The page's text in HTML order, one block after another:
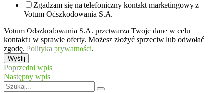
Zgadzam się na telefoniczny kontakt marketingowy z
Votum Odszkodowania S.A.
Votum Odszkodowania S.A. przetwarza Twoje dane w celu
kontaktu w sprawie oferty. Możesz złożyć sprzeciw lub odwołać
zgodę. Polityka prywatności.
Wyślij
Poprzedni wpis
Następny wpis